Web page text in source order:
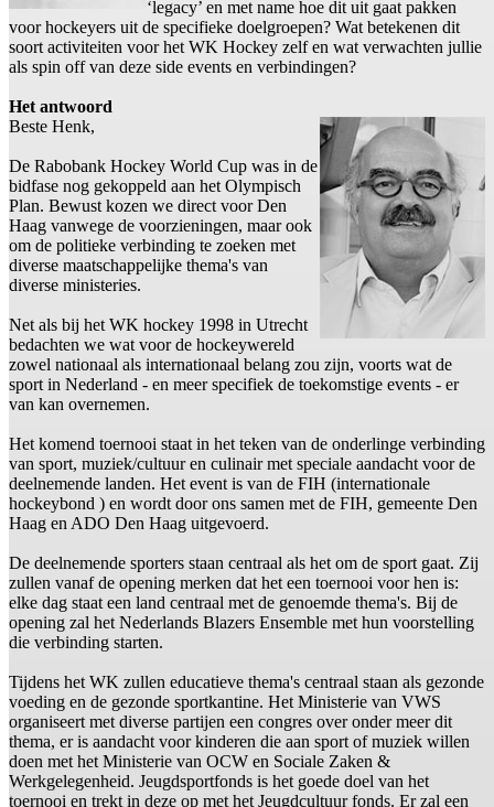
‘legacy’ en met name hoe dit uit gaat pakken
voor hockeyers uit de specifieke doelgroepen? Wat betekenen dit
soort activiteiten voor het WK Hockey zelf en wat verwachten jullie
als spin off van deze side events en verbindingen?
Het antwoord
Beste Henk,
De Rabobank Hockey World Cup was in de
bidfase nog gekoppeld aan het Olympisch
Plan. Bewust kozen we direct voor Den
Haag vanwege de voorzieningen, maar ook
om de politieke verbinding te zoeken met
diverse maatschappelijke thema's van
diverse ministeries.
Net als bij het WK hockey 1998 in Utrecht
bedachten we wat voor de hockeywereld
zowel nationaal als internationaal belang zou zijn, voorts wat de
sport in Nederland - en meer specifiek de toekomstige events - er
van kan overnemen.
Het komend toernooi staat in het teken van de onderlinge verbinding
van sport, muziek/cultuur en culinair met speciale aandacht voor de
deelnemende landen. Het event is van de FIH (internationale
hockeybond ) en wordt door ons samen met de FIH, gemeente Den
Haag en ADO Den Haag uitgevoerd.
De deelnemende sporters staan centraal als het om de sport gaat. Zij
zullen vanaf de opening merken dat het een toernooi voor hen is:
elke dag staat een land centraal met de genoemde thema's. Bij de
opening zal het Nederlands Blazers Ensemble met hun voorstelling
die verbinding starten.
Tijdens het WK zullen educatieve thema's centraal staan als gezonde
voeding en de gezonde sportkantine. Het Ministerie van VWS
organiseert met diverse partijen een congres over onder meer dit
thema, er is aandacht voor kinderen die aan sport of muziek willen
doen met het Ministerie van OCW en Sociale Zaken &
Werkgelegenheid. Jeugdsportfonds is het goede doel van het
toernooi en trekt in deze op met het Jeugdcultuur fonds. Er zal een